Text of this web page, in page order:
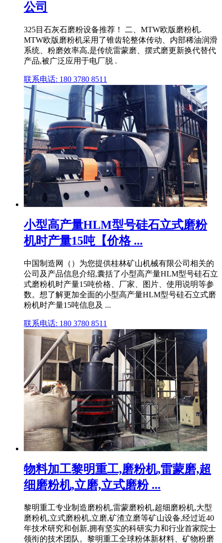
公司
325目石灰石磨粉设备推荐！ 二、MTW欧版磨粉机.
MTW欧版磨粉机采用了锥齿轮整体传动、内部稀油润滑
系统、粉磨效率高,是传统雷蒙磨、摆式磨更新换代替代
产品,被广泛应用于电厂脱 .
联系电话: 180 3780 8511
小型高产量HLM型号硅石立式磨粉
机时产量15吨【价格 ...
中国制造网（）为您提供桂林矿山机械有限公司相关的
公司及产品信息介绍,囊括了小型高产量HLM型号硅石立
式磨粉机时产量15吨价格、厂家、图片、使用说明等参
数。想了解更加全面的小型高产量HLM型号硅石立式磨
粉机时产量15吨信息及 ...
联系电话: 180 3780 8511
物料加工黎明重工,磨粉机,雷蒙磨,超
细磨粉机,立磨,立式磨粉 ...
黎明重工专业制造磨粉机,雷蒙磨粉机,超细磨粉机,大型
磨粉机,立式磨粉机,立磨,矿渣立磨等矿山设备,经过近40
年技术研究和创新,拥有坚实的科研实力和行业首家院士
领衔的技术团队。黎明重工全球粉体新材料、矿物粉磨